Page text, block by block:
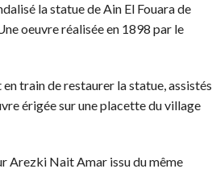
la statue de Ain El Fouara de
oeuvre réalisée en 1898 par le
train de restaurer la statue, assistés
érigée sur une placette du village
Arezki Nait Amar issu du même